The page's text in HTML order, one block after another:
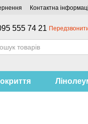
Контактна
555 74 21